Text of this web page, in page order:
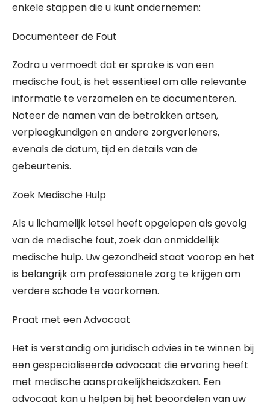
enkele stappen die u kunt ondernemen:
Documenteer de Fout
Zodra u vermoedt dat er sprake is van een
medische fout, is het essentieel om alle relevante
informatie te verzamelen en te documenteren.
Noteer de namen van de betrokken artsen,
verpleegkundigen en andere zorgverleners,
evenals de datum, tijd en details van de
gebeurtenis.
Zoek Medische Hulp
Als u lichamelijk letsel heeft opgelopen als gevolg
van de medische fout, zoek dan onmiddellijk
medische hulp. Uw gezondheid staat voorop en het
is belangrijk om professionele zorg te krijgen om
verdere schade te voorkomen.
Praat met een Advocaat
Het is verstandig om juridisch advies in te winnen bij
een gespecialiseerde advocaat die ervaring heeft
met medische aansprakelijkheidszaken. Een
advocaat kan u helpen bij het beoordelen van uw